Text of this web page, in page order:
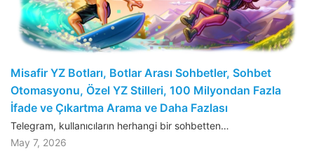
Misafir YZ Botları, Botlar Arası Sohbetler, Sohbet
Otomasyonu, Özel YZ Stilleri, 100 Milyondan Fazla
İfade ve Çıkartma Arama ve Daha Fazlası
Telegram, kullanıcıların herhangi bir sohbetten…
May 7, 2026